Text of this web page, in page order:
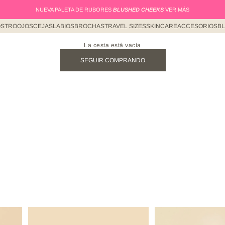
NUEVA PALETA DE RUBORES BLUSHED CHEEKS VER MÁS
OJOSCEJASLABIOSBROCHASTRAVEL SIZESSKINCAREACCESORIOS
La cesta está vacía
SEGUIR COMPRANDO